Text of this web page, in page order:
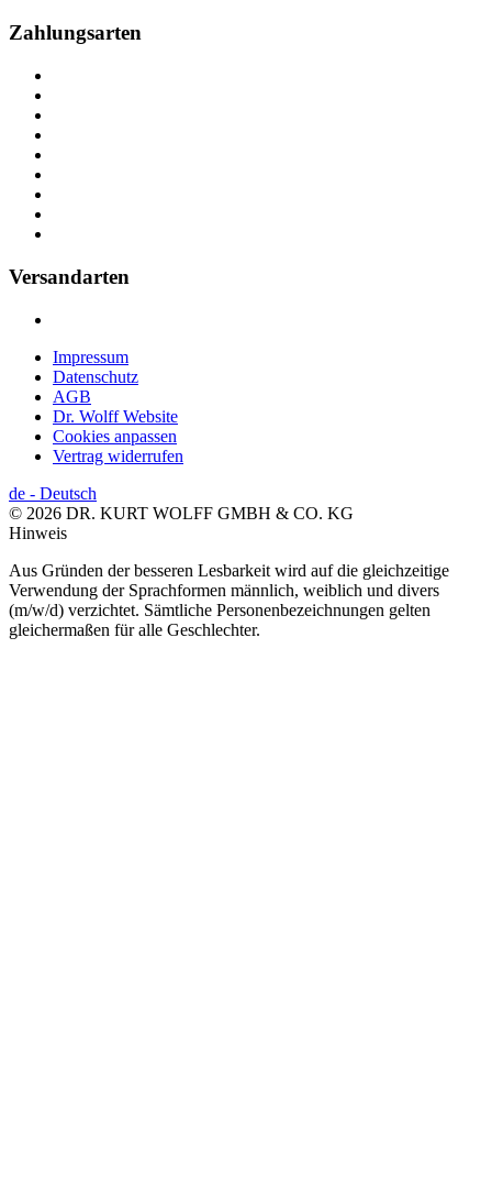
Zahlungsarten
Versandarten
Impressum
Datenschutz
AGB
Dr. Wolff Website
Cookies anpassen
Vertrag widerrufen
de - Deutsch
© 2026 DR. KURT WOLFF GMBH & CO. KG
Hinweis
Aus Gründen der besseren Lesbarkeit wird auf die gleichzeitige
Verwendung der Sprachformen männlich, weiblich und divers
(m/w/d) verzichtet. Sämtliche Personenbezeichnungen gelten
gleichermaßen für alle Geschlechter.